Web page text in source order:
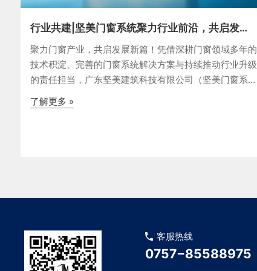
行业共建|坚美门窗系统聚力行业前沿，共启发展
聚力门窗产业，共启发展新篇！凭借深耕门窗领域多年的
技术积淀、完善的门窗系统解决方案与持续推动行业升级
的责任担当，广东坚美建筑科技有限公司（坚美门窗系
统）当选为广东省门业协会理事单位。JMA WINDOWS
SYSTEM深耕门窗领域，研发技术引领坚美建筑科技
了解更多 »
客服热线
0757−85588975